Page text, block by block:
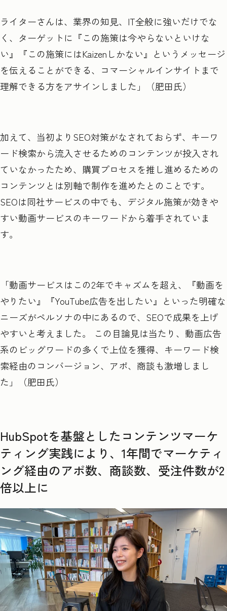
ライターさんは、業界の知見、IT全般に強いだけでな
く、ターゲットに『この施策は今やらないといけな
い』『この施策にはKaizenしかない』というメッセージ
を伝えることができる、コマーシャルインサイトまで
理解できる方をアサインしました」（肥田氏）
加えて、当初よりSEO対策がなされておらず、キーワ
ード検索から流入させるためのコンテンツが投入され
ていなかったため、購買プロセスを推し進めるための
コンテンツとは別軸で制作を進めたとのことです。
SEOは同社サービスの中でも、デジタル施策が効きや
すい動画サービスのキーワードから着手されていま
す。
「動画サービスはこの2年でキャズムを超え、『動画を
やりたい』『YouTube広告を出したい』といった明確な
ニーズがペルソナの中にあるので、SEOで成果を上げ
やすいと考えました。 この目論見は当たり、動画広告
系のビッグワードの多くで上位を獲得、キーワード検
索経由のコンバージョン、アポ、商談も激増しまし
た」（肥田氏）
HubSpotを基盤としたコンテンツマーケ
ティング実践により、1年間でマーケティ
ング経由のアポ数、商談数、受注件数が2
倍以上に